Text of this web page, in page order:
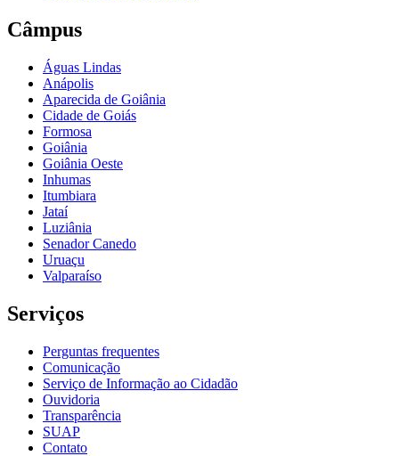
Câmpus
Águas Lindas
Anápolis
Aparecida de Goiânia
Cidade de Goiás
Formosa
Goiânia
Goiânia Oeste
Inhumas
Itumbiara
Jataí
Luziânia
Senador Canedo
Uruaçu
Valparaíso
Serviços
Perguntas frequentes
Comunicação
Serviço de Informação ao Cidadão
Ouvidoria
Transparência
SUAP
Contato